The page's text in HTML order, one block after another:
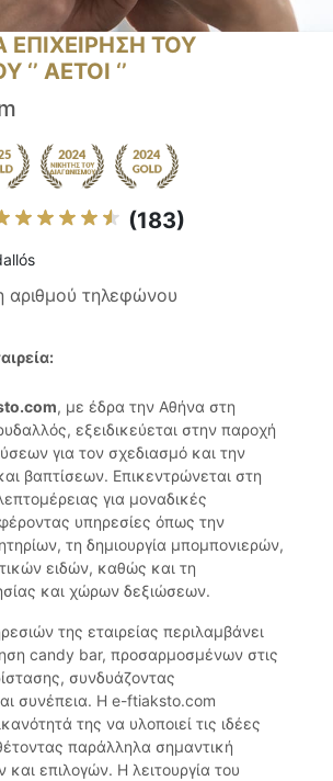
ΕΠΙΧΕΙΡΗΣΗ ΤΟΥ
ΑΕΤΟΙ ‘’
(183)
αριθμού τηλεφώνου
, με έδρα την Αθήνα στη
εξειδικεύεται στην παροχή
για τον σχεδιασμό και την
βαπτίσεων. Επικεντρώνεται στη
για μοναδικές
υπηρεσίες όπως την
τη δημιουργία μπομπονιερών,
ειδών, καθώς και τη
και χώρων δεξιώσεων.
της εταιρείας περιλαμβάνει
candy bar, προσαρμοσμένων στις
συνδυάζοντας
συνέπεια. H e-ftiaksto.com
της να υλοποιεί τις ιδέες
παράλληλα σημαντική
και επιλογών. Η λειτουργία του